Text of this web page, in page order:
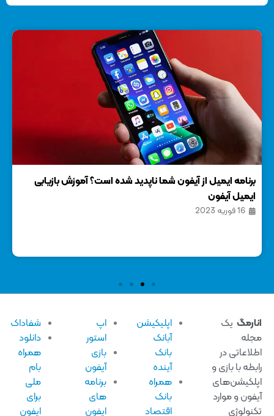
برنامه ایمیل از آیفون شما ناپدید شده است؟ آموزش بازیابی
ایمیل آیفون
یک
در
با بازی و
و موارد
اپلیکیشن
آبانک
آینده
همراه
اقتصاد
اپ
استور
بازی
آیفون
برنامه
ایفون
شفاداک
دانلود
همراه
ایفون